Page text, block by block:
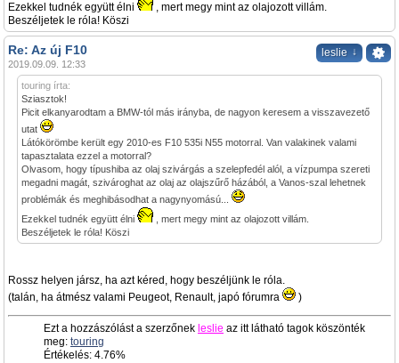
Ezekkel tudnék együtt élni
, mert megy mint az olajozott villám.
Beszéljetek le róla! Köszi
leslie ↓
Re: Az új F10
2019.09.09. 12:33
touring írta:
Sziasztok!
Picit elkanyarodtam a BMW-tól más irányba, de nagyon keresem a visszavezető
utat
Látókörömbe került egy 2010-es F10 535i N55 motorral. Van valakinek valami
tapasztalata ezzel a motorral?
Olvasom, hogy típushiba az olaj szivárgás a szelepfedél alól, a vízpumpa szereti
megadni magát, szivároghat az olaj az olajszűrő házából, a Vanos-szal lehetnek
problémák és meghibásodhat a nagynyomású...
Ezekkel tudnék együtt élni
, mert megy mint az olajozott villám.
Beszéljetek le róla! Köszi
Rossz helyen jársz, ha azt kéred, hogy beszéljünk le róla.
(talán, ha átmész valami Peugeot, Renault, japó fórumra
)
Ezt a hozzászólást a szerzőnek leslie az itt látható tagok köszönték
meg: touring
Értékelés: 4.76%